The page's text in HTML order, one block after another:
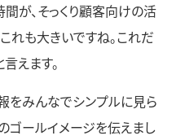
が、そっくり顧客向けの活
れも大きいですね。これだ
えます。
をみんなでシンプルに見ら
ゴールイメージを伝えまし